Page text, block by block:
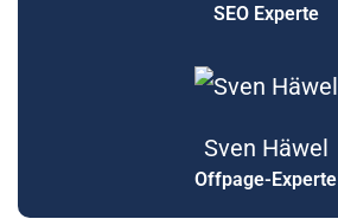
SEO Experte
Sven Häwel
Offpage-Experte